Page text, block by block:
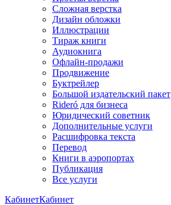
Сложная верстка
Дизайн обложки
Иллюстрации
Тираж книги
Аудиокнига
Офлайн-продажи
Продвижение
Буктрейлер
Большой издательский пакет
Rideró для бизнеса
Юридический советник
Дополнительные услуги
Расшифровка текста
Перевод
Книги в аэропортах
Публикация
Все услуги
КабинетКабинет